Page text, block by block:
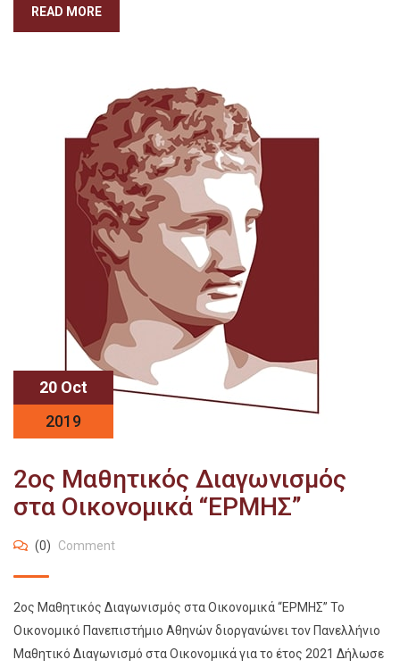
READ MORE
20 Oct
2019
2ος Μαθητικός Διαγωνισμός
στα Οικονομικά “ΕΡΜΗΣ”
(0) Comment
2ος Μαθητικός Διαγωνισμός στα Οικονομικά “ΕΡΜΗΣ” Το
Οικονομικό Πανεπιστήμιο Αθηνών διοργανώνει τον Πανελλήνιο
Μαθητικό Διαγωνισμό στα Οικονομικά για το έτος 2021 Δήλωσε